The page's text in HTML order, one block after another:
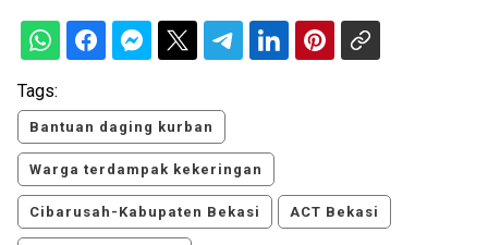
Tags:
Bantuan daging kurban
Warga terdampak kekeringan
Cibarusah-Kabupaten Bekasi ACT Bekasi